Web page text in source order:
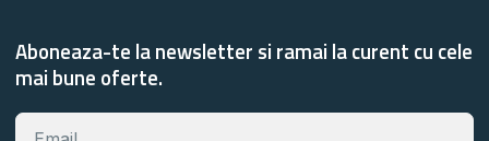
Aboneaza-te la newsletter si ramai la curent cu cele
mai bune oferte.